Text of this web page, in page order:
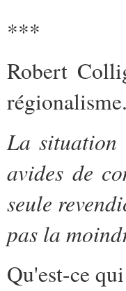
***
Robert
La situation
avides de
seule
pas la
Qu'est-ce